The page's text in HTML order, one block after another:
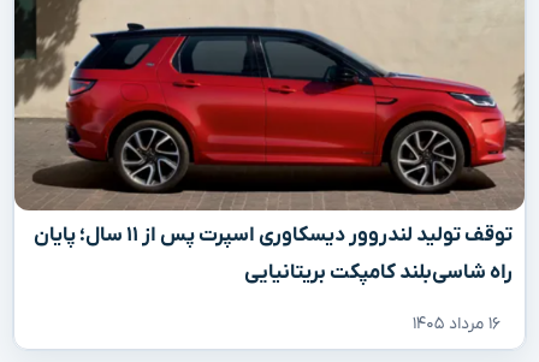
توقف تولید لندروور دیسکاوری اسپرت پس از ۱۱ سال؛ پایان
راه شاسی‌بلند کامپکت بریتانیایی
۱۶ مرداد ۱۴۰۵